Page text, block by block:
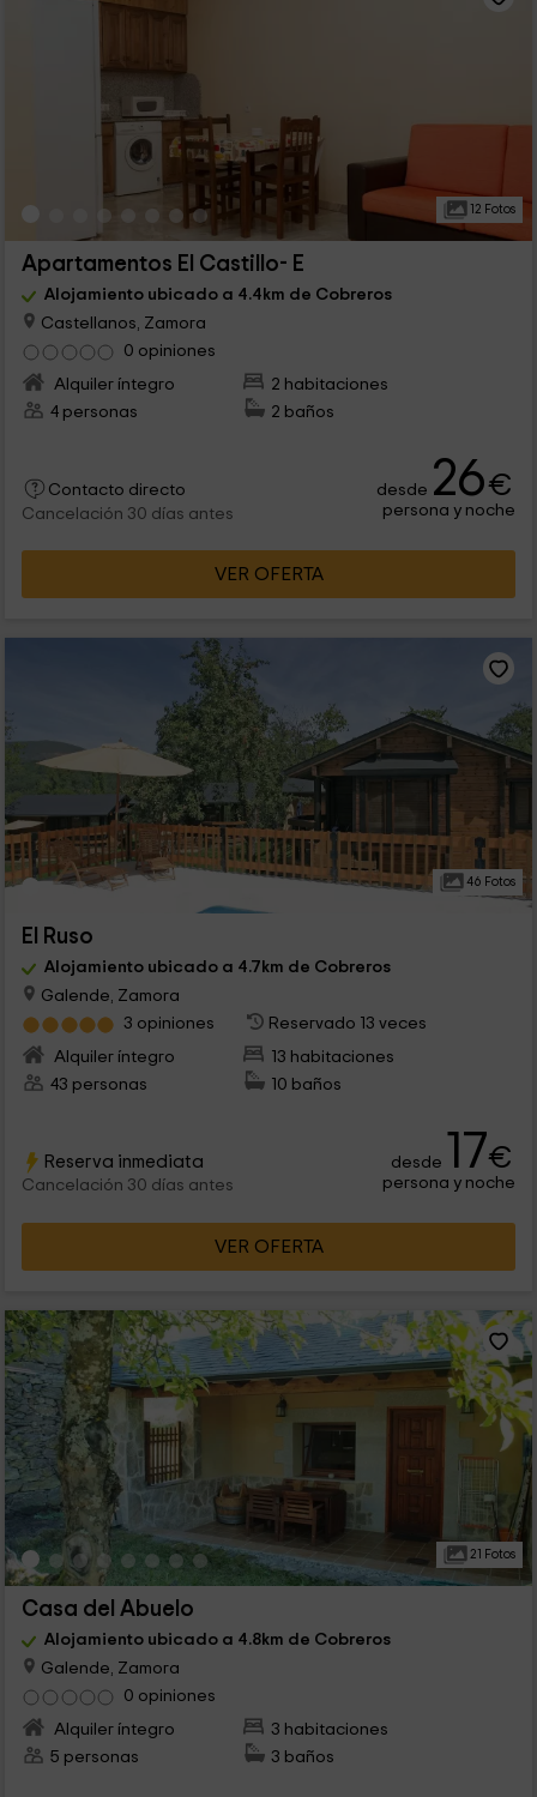
12 Fotos
Apartamentos El Castillo- E
Alojamiento ubicado a 4.4km de Cobreros
Castellanos, Zamora
0 opiniones
Alquiler íntegro
2 habitaciones
4 personas
2 baños
Contacto directo
Cancelación 30 días antes
desde 26€
persona y noche
VER OFERTA
46 Fotos
El Ruso
Alojamiento ubicado a 4.7km de Cobreros
Galende, Zamora
3 opiniones
Reservado 13 veces
Alquiler íntegro
13 habitaciones
43 personas
10 baños
Reserva inmediata
Cancelación 30 días antes
desde 17€
persona y noche
VER OFERTA
21 Fotos
Casa del Abuelo
Alojamiento ubicado a 4.8km de Cobreros
Galende, Zamora
0 opiniones
Alquiler íntegro
3 habitaciones
5 personas
3 baños